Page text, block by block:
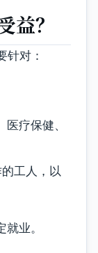
益？
针对：
疗保健、
工人，以
业。